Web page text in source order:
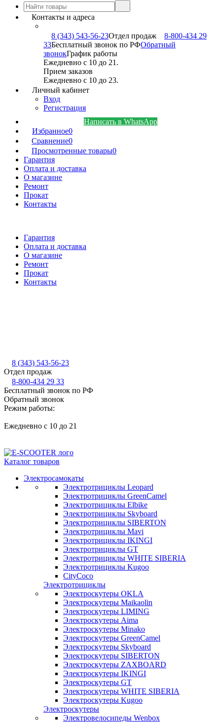
Контакты и адреса
8 (343) 543-56-23Отдел продаж
8-800-434 29
33Бесплатный звонок по РФОбратный
звонокГрафик работы
Ежедневно с 10 до 21.
Прием заказов
Ежедневно с 10 до 23.
Личный кабинет
Вход
Регистрация
Написать в WhatsApp
Избранное0
Сравнение0
Просмотренные товары0
Гарантия
Оплата и доставка
О магазине
Ремонт
Прокат
Контакты
Гарантия
Оплата и доставка
О магазине
Ремонт
Прокат
Контакты
8 (343) 543-56-23
Отдел продаж
8-800-434 29 33
Бесплатный звонок по РФ
Обратный звонок
Режим работы:
Ежедневно с 10 до 21
Каталог товаров
Электросамокаты
Электротрициклы Leopard
Электротрициклы GreenCamel
Электротрициклы Elbike
Электротрициклы Skyboard
Электротрициклы SIBERTON
Электротрициклы Mavi
Электротрициклы IKINGI
Электротрициклы GT
Электротрициклы WHITE SIBERIA
Электротрициклы Kugoo
CityCoco
Электротрициклы
Электроскутеры OKLA
Электроскутеры Maikaolin
Электроскутеры LIMING
Электроскутеры Aima
Электроскутеры Minako
Электроскутеры GreenCamel
Электроскутеры Skyboard
Электроскутеры SIBERTON
Электроскутеры ZAXBOARD
Электроскутеры IKINGI
Электроскутеры GT
Электроскутеры WHITE SIBERIA
Электроскутеры Kugoo
Электроскутеры
Электровелосипеды Wenbox